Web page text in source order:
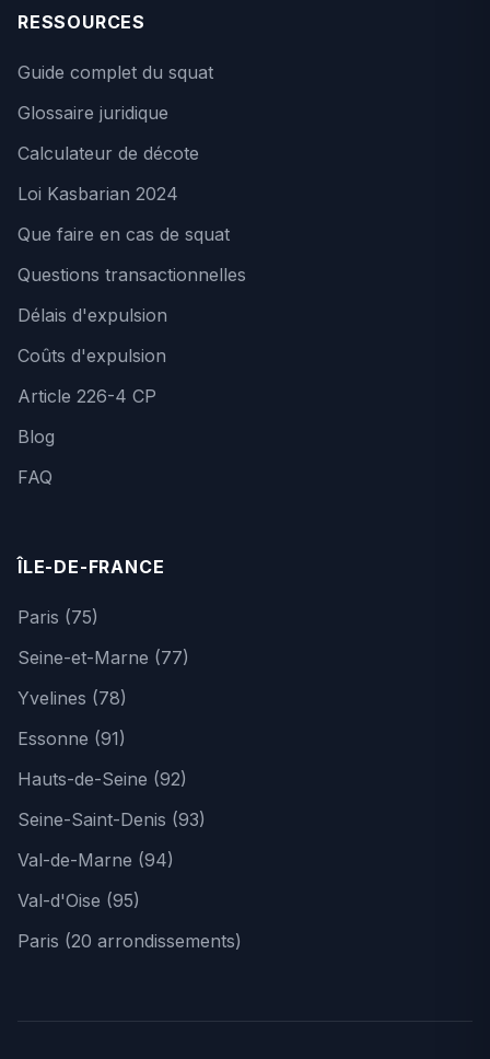
RESSOURCES
Guide complet du squat
Glossaire juridique
Calculateur de décote
Loi Kasbarian 2024
Que faire en cas de squat
Questions transactionnelles
Délais d'expulsion
Coûts d'expulsion
Article 226-4 CP
Blog
FAQ
ÎLE-DE-FRANCE
Paris (75)
Seine-et-Marne (77)
Yvelines (78)
Essonne (91)
Hauts-de-Seine (92)
Seine-Saint-Denis (93)
Val-de-Marne (94)
Val-d'Oise (95)
Paris (20 arrondissements)